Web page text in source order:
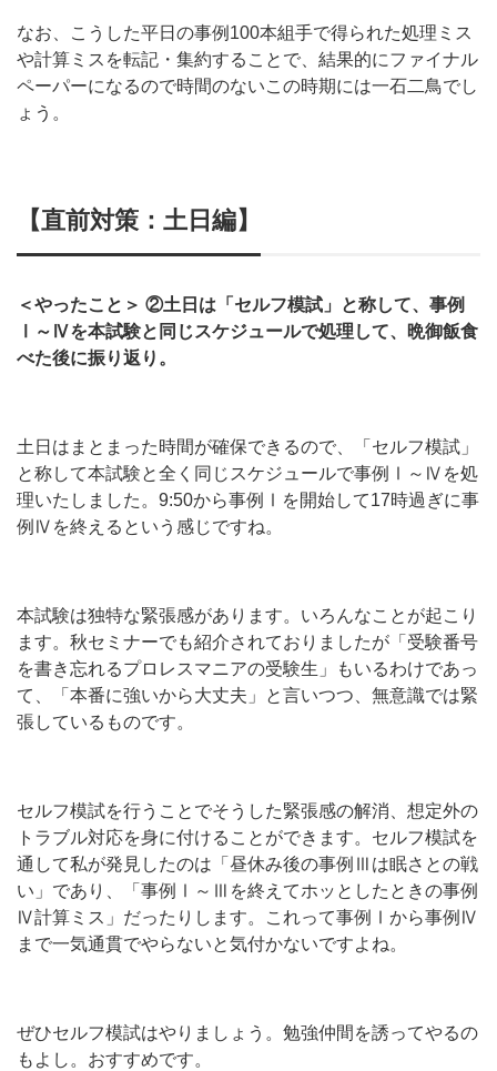
なお、こうした平日の事例100本組手で得られた処理ミス
や計算ミスを転記・集約することで、結果的にファイナル
ペーパーになるので時間のないこの時期には一石二鳥でし
ょう。
【直前対策：土日編】
＜やったこと＞ ②土日は「セルフ模試」と称して、事例
Ⅰ～Ⅳを本試験と同じスケジュールで処理して、晩御飯食
べた後に振り返り。
土日はまとまった時間が確保できるので、「セルフ模試」
と称して本試験と全く同じスケジュールで事例Ⅰ～Ⅳを処
理いたしました。9:50から事例Ⅰを開始して17時過ぎに事
例Ⅳを終えるという感じですね。
本試験は独特な緊張感があります。いろんなことが起こり
ます。秋セミナーでも紹介されておりましたが「受験番号
を書き忘れるプロレスマニアの受験生」もいるわけであっ
て、「本番に強いから大丈夫」と言いつつ、無意識では緊
張しているものです。
セルフ模試を行うことでそうした緊張感の解消、想定外の
トラブル対応を身に付けることができます。セルフ模試を
通して私が発見したのは「昼休み後の事例Ⅲは眠さとの戦
い」であり、「事例Ⅰ～Ⅲを終えてホッとしたときの事例
Ⅳ計算ミス」だったりします。これって事例Ⅰから事例Ⅳ
まで一気通貫でやらないと気付かないですよね。
ぜひセルフ模試はやりましょう。勉強仲間を誘ってやるの
もよし。おすすめです。